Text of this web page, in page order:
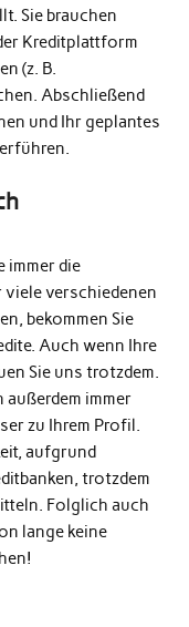
Sie brauchen
Kreditplattform
(z. B.
Abschließend
und Ihr geplantes
immer die
verschiedenen
bekommen Sie
Auch wenn Ihre
Sie uns trotzdem.
immer
zu Ihrem Profil.
aufgrund
trotzdem
Folglich auch
lange keine